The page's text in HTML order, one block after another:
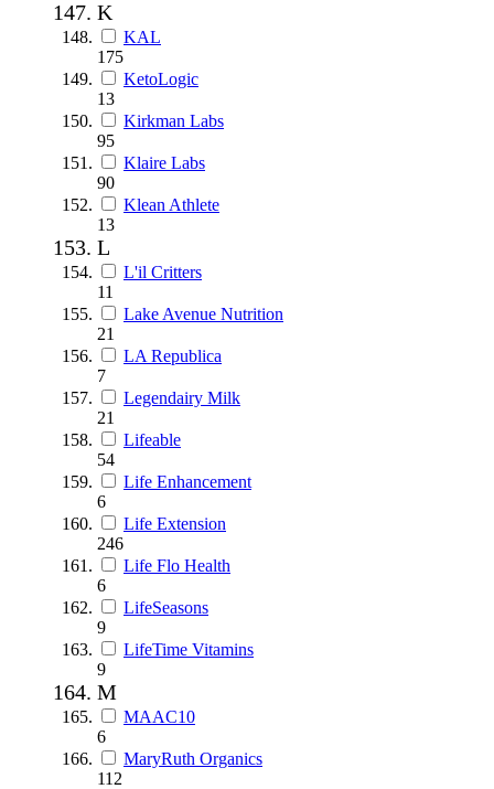
K
KAL
175
KetoLogic
13
Kirkman Labs
95
Klaire Labs
90
Klean Athlete
13
L
L'il Critters
11
Lake Avenue Nutrition
21
LA Republica
7
Legendairy Milk
21
Lifeable
54
Life Enhancement
6
Life Extension
246
Life Flo Health
6
LifeSeasons
9
LifeTime Vitamins
9
M
MAAC10
6
MaryRuth Organics
112